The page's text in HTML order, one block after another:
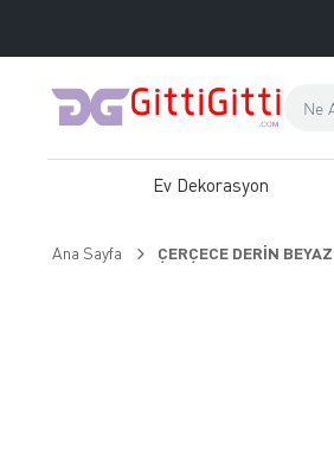
Ev Dekorasyon
Ana Sayfa ÇERÇECE DERİN